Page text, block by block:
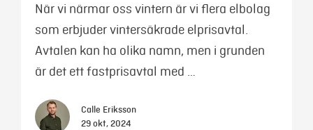
När vi närmar oss vintern är vi flera elbolag
som erbjuder vintersäkrade elprisavtal.
Avtalen kan ha olika namn, men i grunden
är det ett fastprisavtal med …
Calle Eriksson
29 okt, 2024